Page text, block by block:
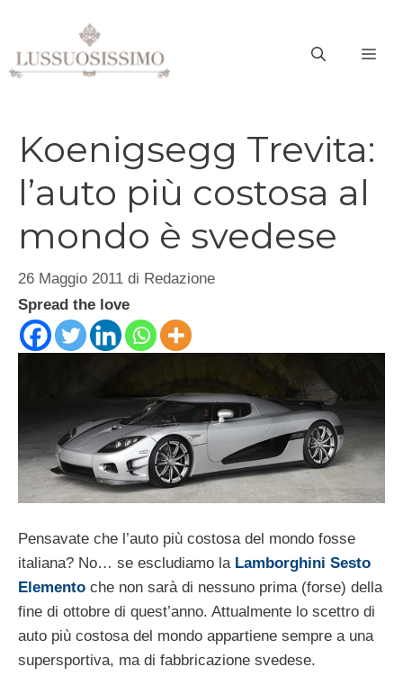
contenuto
Koenigsegg Trevita:
l’auto più costosa al
mondo è svedese
26 Maggio 2011 di Redazione
Spread the love
Pensavate che l’auto più costosa del mondo fosse
italiana? No… se escludiamo la Lamborghini Sesto
Elemento che non sarà di nessuno prima (forse) della
fine di ottobre di quest’anno. Attualmente lo scettro di
auto più costosa del mondo appartiene sempre a una
supersportiva, ma di fabbricazione svedese.